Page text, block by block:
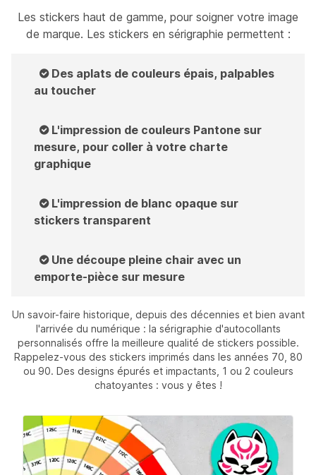
Les stickers haut de gamme, pour soigner votre image
de marque. Les stickers en sérigraphie permettent :
Des aplats de couleurs épais, palpables
au toucher
L'impression de couleurs Pantone sur
mesure, pour coller à votre charte
graphique
L'impression de blanc opaque sur
stickers transparent
Une découpe pleine chair avec un
emporte-pièce sur mesure
Un savoir-faire historique, depuis des décennies et bien avant
l'arrivée du numérique : la sérigraphie d'autocollants
personnalisés offre la meilleure qualité de stickers possible.
Rappelez-vous des stickers imprimés dans les années 70, 80
ou 90. Des designs épurés et impactants, 1 ou 2 couleurs
chatoyantes : vous y êtes !